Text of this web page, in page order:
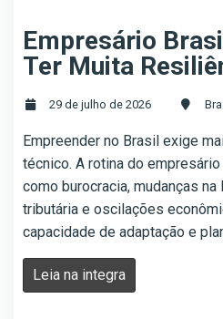
Empresário
Ter Muita
29 de julho de 2026
Empreender no Brasil exige
técnico. A rotina do
como burocracia, mudanças
tributária e oscilações
capacidade de adaptação e
Leia na integra